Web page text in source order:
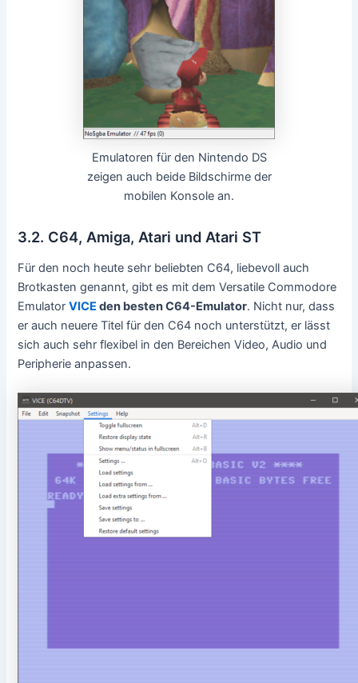
Emulatoren für den Nintendo DS
zeigen auch beide Bildschirme der
mobilen Konsole an.
3.2. C64, Amiga, Atari und Atari ST
Für den noch heute sehr beliebten C64, liebevoll auch
Brotkasten genannt, gibt es mit dem Versatile Commodore
EmulatorVICE den besten C64-Emulator. Nicht nur, dass
er auch neuere Titel für den C64 noch unterstützt, er lässt
sich auch sehr flexibel in den Bereichen Video, Audio und
Peripherie anpassen.